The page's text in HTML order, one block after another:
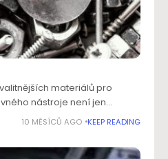
materiálů pro
nástroje není jen
především kvality a
dnešní době se proto stále
10 MĚSÍCŮ AGO KEEP READING